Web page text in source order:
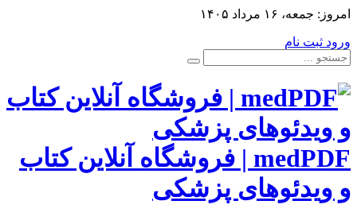
امروز: جمعه، ۱۶ مرداد ۱۴۰۵
ورود ثبت نام
medPDF | فروشگاه آنلاین کتاب
و ویدئوهای پزشکی